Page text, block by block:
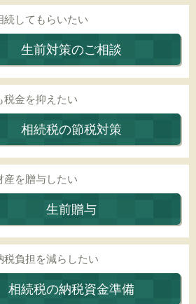
続してもらいたい
生前対策のご相談
税金を抑えたい
相続税の節税対策
産を贈与したい
生前贈与
税負担を減らしたい
相続税の納税資金準備